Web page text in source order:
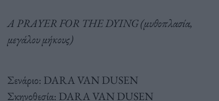
A PRAYER FOR THE DYING (μυθοπλασία,
μεγάλου μήκους)
Σενάριο: DARA VAN DUSEN
Σκηνοθεσία: DARA VAN DUSEN